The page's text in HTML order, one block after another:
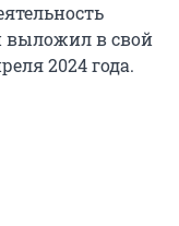
выложил в свой
2024 года.